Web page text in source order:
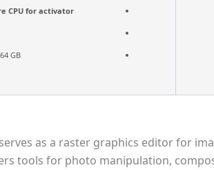
CPU for activator
GB
as a raster graphics editor for
tools for photo manipulation,